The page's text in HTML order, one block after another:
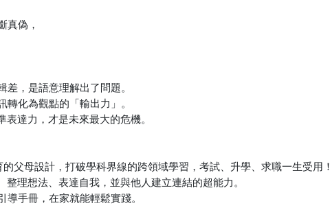
真偽，
，是語意理解出了問題。
化為觀點的「輸出力」。
達力，才是未來最大的危機。
父母設計，打破學科界線的跨領域學習，考試、升學、求職一生受用！
理想法、表達自我，並與他人建立連結的超能力。
手冊，在家就能輕鬆實踐。